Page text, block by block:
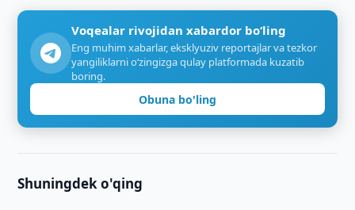
Voqealar rivojidan xabardor bo‘ling
Eng muhim xabarlar, eksklyuziv reportajlar va tezkor
yangiliklarni o‘zingizga qulay platformada kuzatib
boring.
Obuna bo'ling
Shuningdek o'qing